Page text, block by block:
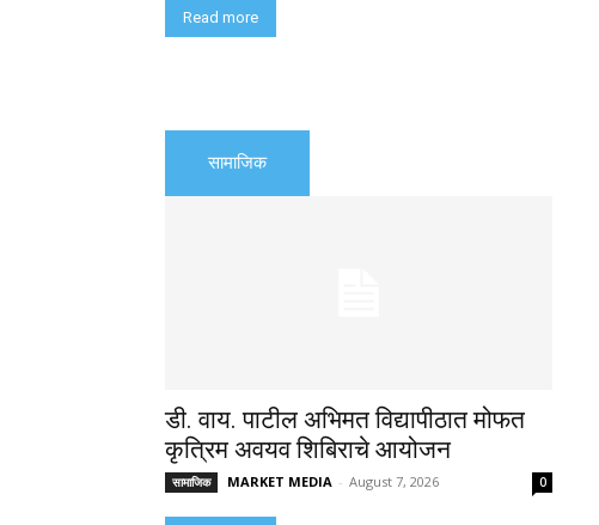
Read more
सामाजिक
डी. वाय. पाटील अभिमत विद्यापीठात मोफत
कृत्रिम अवयव शिबिराचे आयोजन
सामाजिक MARKET MEDIA - August 7, 2026 0